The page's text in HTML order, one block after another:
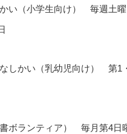
い（小学生向け） 毎週土
しかい（乳幼児向け） 第1
ボランティア） 毎月第4日